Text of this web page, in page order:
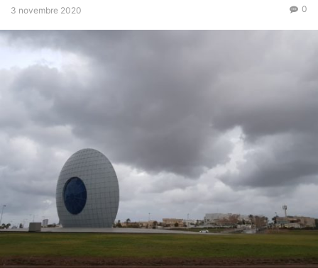
3 novembre 2020 0